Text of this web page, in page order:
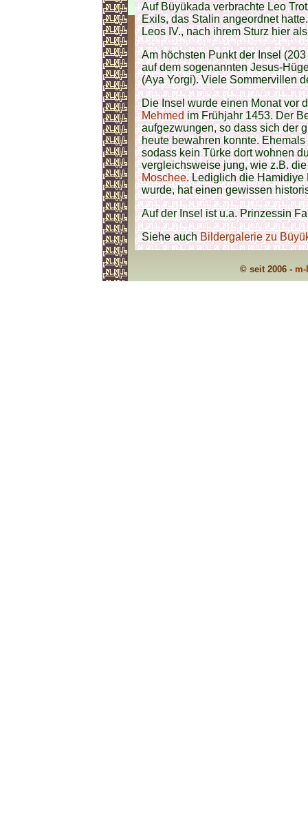
Auf Büyükada verbrachte Leo
Exils, das Stalin angeordnet
Leos IV., nach ihrem Sturz hier
Am höchsten Punkt der Insel
auf dem sogenannten Jesus-
(Aya Yorgi). Viele Sommervillen
Die Insel wurde einen Monat vor
Mehmedim Frühjahr 1453. Der
aufgezwungen, so dass sich der
heute bewahren konnte.
sodass kein Türke dort wohnen
vergleichsweise jung, wie z.B.
Moschee. Lediglich die
wurde, hat einen gewissen
Auf der Insel ist u.a. Prinzessin
Siehe auchBildergalerie zu
© seit 2006 -